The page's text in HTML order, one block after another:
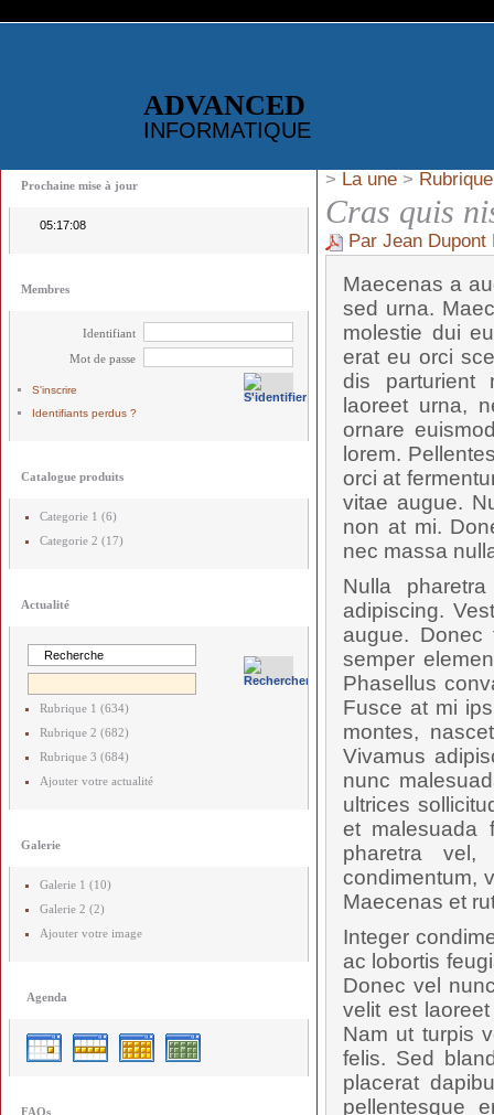
ADVANCED
INFORMATIQUE
Prochaine mise à jour
05:17:08
Membres
Identifiant
Mot de passe
S'inscrire
Identifiants perdus ?
Catalogue produits
Categorie 1 (6)
Categorie 2 (17)
Actualité
Rubrique 1 (634)
Rubrique 2 (682)
Rubrique 3 (684)
Ajouter votre actualité
Galerie
Galerie 1 (10)
Galerie 2 (2)
Ajouter votre image
Agenda
FAQs
> La une >
Cras quis
Par Jean Dupont
Maecenas a
sed urna.
molestie dui
erat eu orci
dis parturient
laoreet urna,
ornare
lorem.
orci at
vitae augue.
non at mi.
nec massa
Nulla
adipiscing.
augue. Donec
semper
Phasellus
Fusce at mi
montes,
Vivamus
nunc
ultrices
et malesuada
pharetra
condimentum,
Maecenas et
Integer
ac lobortis
Donec vel
velit est
Nam ut turpis
felis. Sed
placerat
pellentesque